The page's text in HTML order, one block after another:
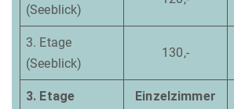
(Seeblick)
3. Etage
(Seeblick)
130,-
3. Etage
Einzelzimmer